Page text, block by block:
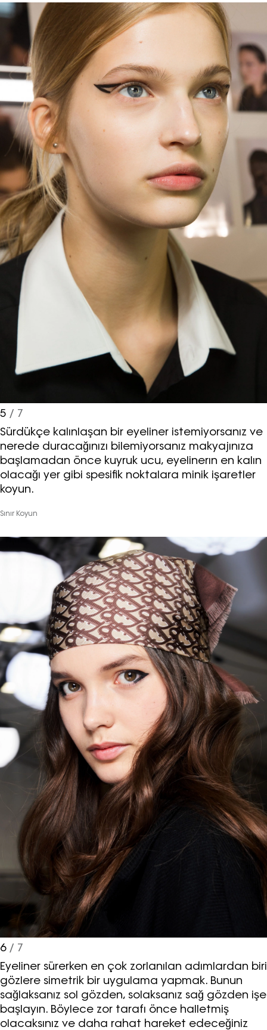
Haftalık E-Bülten
Moda dünyasında neler oluyor? Yeni
fikirler, öne çıkan koleksiyonlar, en
vogue trendler, ünlülerden güzelllik
sırları ve en popüler partilerden
haberdar olmak için haftalık e-
bültenimize kaydolun.
Turkuvaz Haberleşme ve Yayıncılık
A.Ş. tarafından
https://vogue.com.tr/
internet sitesi
üzerinden sunulan ürün ve
hizmetlere ilişkin reklam, tanıtım,
pazarlama ve kutlama/ temenni
amaçlı her türlü e-bülten/ ticari
elektronik ileti gönderiminin e-posta
yoluyla tarafıma yapılmasına onay
ve bu kapsamda/ amaçla ad/
soyad ve e-posta adresi verilerimin
işlenmesine açık rıza veriyorum.
5 / 7
Sürdükçe kalınlaşan bir eyeliner istemiyorsanız ve
nerede duracağınızı bilemiyorsanız makyajınıza
başlamadan önce kuyruk ucu, eyelinerın en kalın
olacağı yer gibi spesifik noktalara minik işaretler
koyun.
Sınır Koyun
6/ 7
Eyeliner sürerken en çok zorlanılan adımlardan biri
gözlere simetrik bir uygulama yapmak. Bunun
sağlaksanız sol gözden, solaksanız sağ gözden işe
başlayın. Böylece zor tarafı önce halletmiş
olacaksınız ve daha rahat hareket edeceğiniz